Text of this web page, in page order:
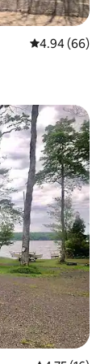
5 पैकी 4.94
4.94 (66)